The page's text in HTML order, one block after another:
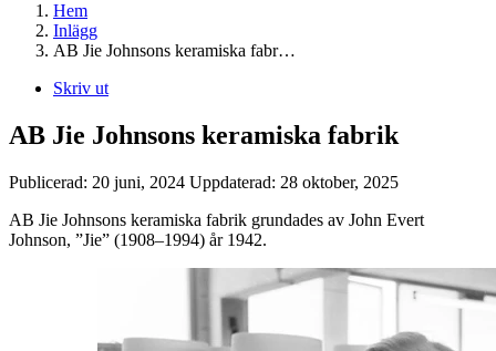
Hem
Inlägg
AB Jie Johnsons keramiska fabr…
Skriv ut
AB Jie Johnsons keramiska fabrik
Publicerad: 20 juni, 2024 Uppdaterad: 28 oktober, 2025
AB Jie Johnsons keramiska fabrik grundades av John Evert
Johnson, ”Jie” (1908–1994) år 1942.